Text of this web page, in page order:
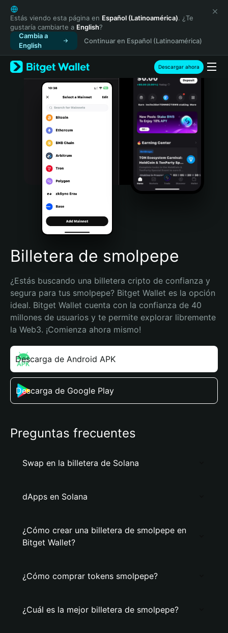
English
日本語
Tiếng Việt
Русский
Español (Latinoamérica)
Türkçe
Italiano
Português (Portugal)
Bahasa Indonesia
Português (Brasil)
Español (Argentina)
Estás viendo esta página en Español (Latinoamérica). ¿Te
gustaría cambiarte a English?
Cambia a
English
Continuar en Español (Latinoamérica)
Descargar ahora
Billetera de smolpepe
¿Estás buscando una billetera cripto de confianza y
segura para tus smolpepe? Bitget Wallet es la opción
ideal. Bitget Wallet cuenta con la confianza de 40
millones de usuarios y te permite explorar libremente
la Web3. ¡Comienza ahora mismo!
Descarga de Android APK
Descarga de Google Play
Preguntas frecuentes
Swap en la billetera de Solana
dApps en Solana
¿Cómo crear una billetera de smolpepe en
Bitget Wallet?
¿Cómo comprar tokens smolpepe?
¿Cuál es la mejor billetera de smolpepe?